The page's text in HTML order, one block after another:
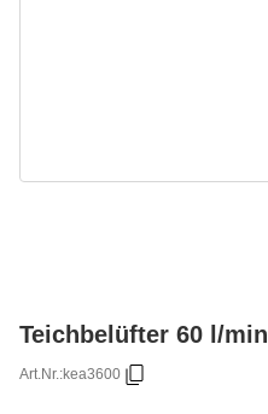
Teichbelüfter 60 l/min
Art.Nr.:kea3600